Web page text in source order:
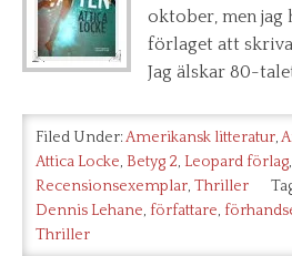
oktober, men jag
förlaget att
Jag älskar 80-
Filed Under:Amerikansk litteratur,
Attica Locke, Betyg 2, Leopard förlag,
Recensionsexemplar, Thriller
Dennis Lehane, författare,
Thriller